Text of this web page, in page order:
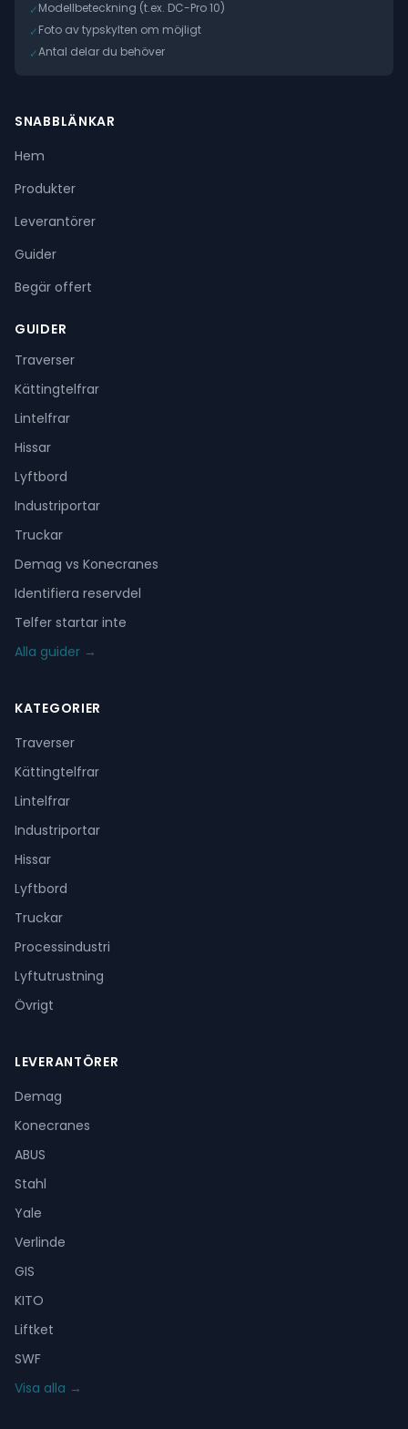
✓Modellbeteckning (t.ex. DC-Pro 10)
✓Foto av typskylten om möjligt
✓Antal delar du behöver
SNABBLÄNKAR
Hem
Produkter
Leverantörer
Guider
Begär offert
GUIDER
Traverser
Kättingtelfrar
Lintelfrar
Hissar
Lyftbord
Industriportar
Truckar
Demag vs Konecranes
Identifiera reservdel
Telfer startar inte
Alla guider →
KATEGORIER
Traverser
Kättingtelfrar
Lintelfrar
Industriportar
Hissar
Lyftbord
Truckar
Processindustri
Lyftutrustning
Övrigt
LEVERANTÖRER
Demag
Konecranes
ABUS
Stahl
Yale
Verlinde
GIS
KITO
Liftket
SWF
Visa alla →